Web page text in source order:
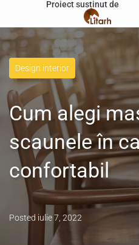
Proiect susținut de
Design interior
Cum alegi
scaunele în
confortabil
Posted iulie 7, 2022